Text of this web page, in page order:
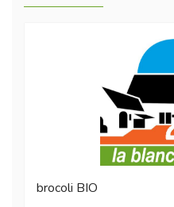
brocoli BIO